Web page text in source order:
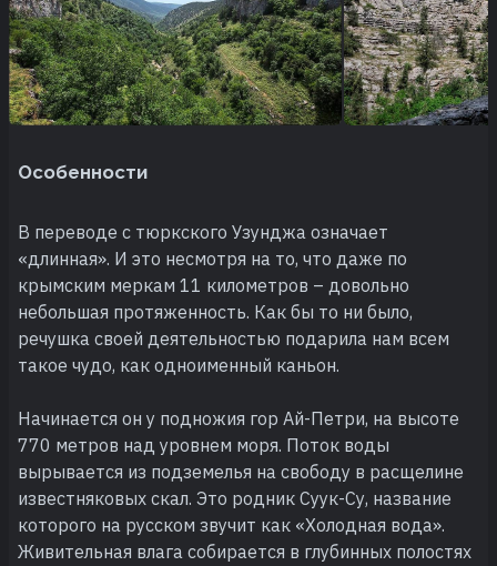
Особенности
В переводе с тюркского Узунджа означает
«длинная». И это несмотря на то, что даже по
крымским меркам 11 километров – довольно
небольшая протяженность. Как бы то ни было,
речушка своей деятельностью подарила нам всем
такое чудо, как одноименный каньон.
Начинается он у подножия гор Ай-Петри, на высоте
770 метров над уровнем моря. Поток воды
вырывается из подземелья на свободу в расщелине
известняковых скал. Это родник Суук-Су, название
которого на русском звучит как «Холодная вода».
Живительная влага собирается в глубинных полостях